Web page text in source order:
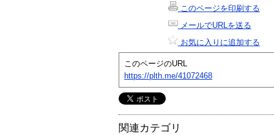
このページを印刷する
メールでURLを送る
お気に入りに追加する
このページのURL
https://plth.me/41072468
関連カテゴリ